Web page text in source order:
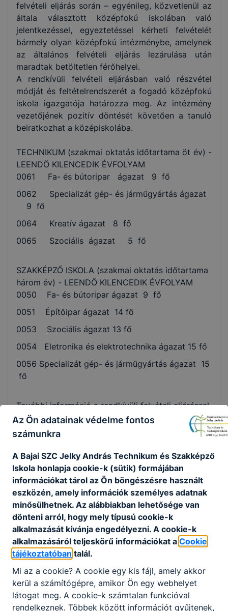
felvételi eljárás során – egyénileg, közvetlenül az
általa választott középfokú iskolában való
jelentkezéssel, egyeztetéssel kérheti felvételét
bármely olyan középfokú intézménybe, amelynek
az általános felvételi eljárás lezárulása után
maradtak betöltetlen férőhelyei.
A rendkívüli felvételi eljárásban való részvétel
módját és feltételrendszerét a fogadó középfokú
iskola igazgatója határozza meg. Az intézmény
vezetőjének pozitív döntését követően a tanuló
beiratkozhat a középiskolába.
TECHNIKUM (szakmai oktatás időtartama öt év) -
LEENDŐ KILENCEDIK ÉVFOLYAM
0061 Fa- és bútoripar ágazat 9 fő
0062 Specializát gép- és járműgyártás ágazat
9 fő
0064 Kreatív ágazat 8 fő
0065 Szociális ágazat 5 fő
SZAKKÉPZŐ ISKOLA (szakmai oktatás időtartama
három év) - LEENDŐ KILENCEDIK ÉVFOLYAM
0050 Fa- és bútoripar ágazat 9 fő
0051 Építőipar ágazat 14 fő
0053 Szociális ágazat 13 fő
0054 Eletronika és elektrotechnika ágazat 15 fő
0056 Specializát gép- és járműgyártás ágazat 15
fő
További információ a rendkívüli felvételi eljárással
kapcsolatban az alábbi telefonszámokon kapható:
06-79/524-100 Czikoráné Juhász Mónikánál.
Postázási cím:
Bajai SZC Jelky András Technikum és Szakképző
Iskola
6500 Baja, Szegedi út 69-73.
Email: titkarsag@jelkybaja.hu
Baja, 2026. május 04.
Czikoráné Juhász Mónika
Az Ön adatainak védelme fontos
számunkra
A Bajai SZC Jelky András Technikum és Szakképző
Iskola honlapja cookie-k (sütik) formájában
információkat tárol az Ön böngészésre használt
eszközén, amely információk személyes adatnak
minősülhetnek. Az alábbiakban lehetősége van
dönteni arról, hogy mely típusú cookie-k
alkalmazását kívánja engedélyezni. A cookie-k
alkalmazásáról teljeskörű információkat a Cookie
tájékoztatóban talál.
Mi az a cookie? A cookie egy kis fájl, amely akkor
kerül a számítógépre, amikor Ön egy webhelyet
látogat meg. A cookie-k számtalan funkcióval
rendelkeznek. Többek között információt gyűjtenek,